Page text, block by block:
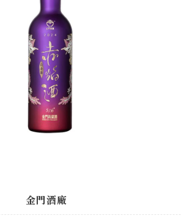
金門酒廠